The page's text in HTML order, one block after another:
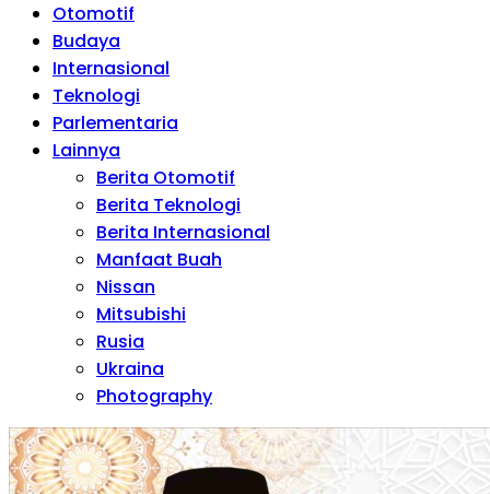
Otomotif
Budaya
Internasional
Teknologi
Parlementaria
Lainnya
Berita Otomotif
Berita Teknologi
Berita Internasional
Manfaat Buah
Nissan
Mitsubishi
Rusia
Ukraina
Photography